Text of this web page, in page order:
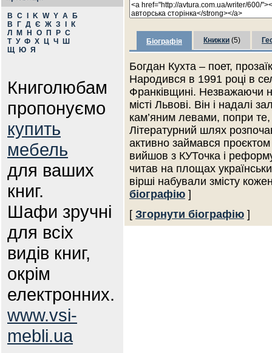
B C K W Y А
Б
В
Г Д Є Ж З
К
Л
М Н О П Р С
Т У Ф Х Ц Ч
Ш
Щ
Ю Я
Книголюбам
пропонуємо
купить
мебель
для ваших
книг.
Шафи зручні
для всіх
видів книг,
окрім
електронних.
www.vsi-
mebli.ua
Біографія Книжки (5)
Богдан Кухта – поет,
Народився в 1991 році в
Франківщині. Незважаючи
місті Львові. Він і надалі
кам’яним левами, попри
Літературний шлях
активно займався
вийшов з КУТочка і
читав на площах
вірші набували змісту
біографію ]
[ Згорнути біографію ]